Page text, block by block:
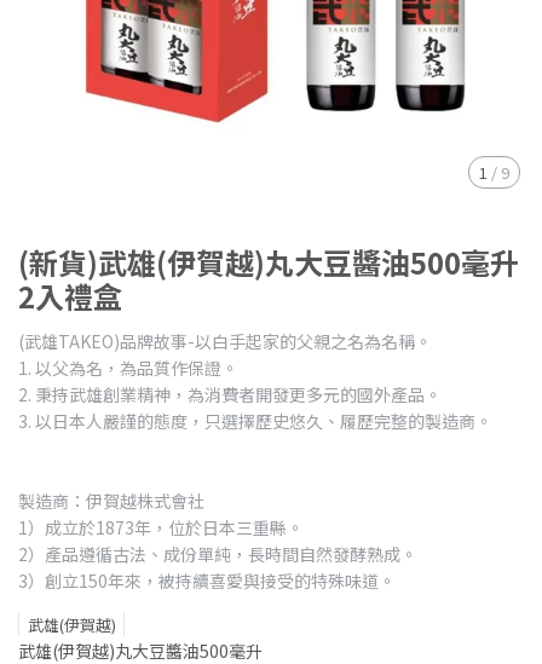
1 / 9
(新貨)武雄(伊賀越)丸大豆醬油500毫升
2入禮盒
(武雄TAKEO)品牌故事-以白手起家的父親之名為名稱。
1. 以父為名，為品質作保證。
2. 秉持武雄創業精神，為消費者開發更多元的國外產品。
3. 以日本人嚴謹的態度，只選擇歷史悠久、履歷完整的製造商。
製造商：伊賀越株式會社
1）成立於1873年，位於日本三重縣。
2）產品遵循古法、成份單純，長時間自然發酵熟成。
3）創立150年來，被持續喜愛與接受的特殊味道。
武雄(伊賀越)
武雄(伊賀越)丸大豆醬油500毫升